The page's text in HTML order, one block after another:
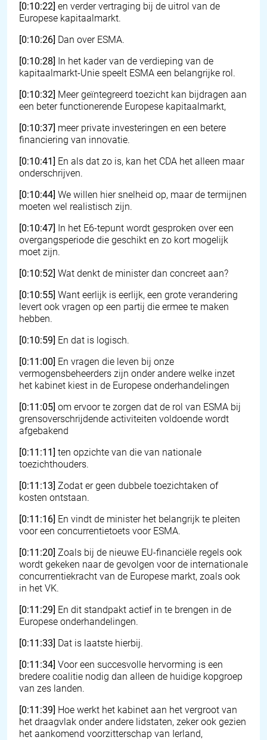
[0:10:22] en verder vertraging bij de uitrol van de
Europese kapitaalmarkt.
[0:10:26] Dan over ESMA.
[0:10:28] In het kader van de verdieping van de
kapitaalmarkt-Unie speelt ESMA een belangrijke rol.
[0:10:32] Meer geïntegreerd toezicht kan bijdragen aan
een beter functionerende Europese kapitaalmarkt,
[0:10:37] meer private investeringen en een betere
financiering van innovatie.
[0:10:41] En als dat zo is, kan het CDA het alleen maar
onderschrijven.
[0:10:44] We willen hier snelheid op, maar de termijnen
moeten wel realistisch zijn.
[0:10:47] In het E6-tepunt wordt gesproken over een
overgangsperiode die geschikt en zo kort mogelijk
moet zijn.
[0:10:52] Wat denkt de minister dan concreet aan?
[0:10:55] Want eerlijk is eerlijk, een grote verandering
levert ook vragen op een partij die ermee te maken
hebben.
[0:10:59] En dat is logisch.
[0:11:00] En vragen die leven bij onze
vermogensbeheerders zijn onder andere welke inzet
het kabinet kiest in de Europese onderhandelingen
[0:11:05] om ervoor te zorgen dat de rol van ESMA bij
grensoverschrijdende activiteiten voldoende wordt
afgebakend
[0:11:11] ten opzichte van die van nationale
toezichthouders.
[0:11:13] Zodat er geen dubbele toezichtaken of
kosten ontstaan.
[0:11:16] En vindt de minister het belangrijk te pleiten
voor een concurrentietoets voor ESMA.
[0:11:20] Zoals bij de nieuwe EU-financiële regels ook
wordt gekeken naar de gevolgen voor de internationale
concurrentiekracht van de Europese markt, zoals ook
in het VK.
[0:11:29] En dit standpakt actief in te brengen in de
Europese onderhandelingen.
[0:11:33] Dat is laatste hierbij.
[0:11:34] Voor een succesvolle hervorming is een
bredere coalitie nodig dan alleen de huidige kopgroep
van zes landen.
[0:11:39] Hoe werkt het kabinet aan het vergroot van
het draagvlak onder andere lidstaten, zeker ook gezien
het aankomend voorzitterschap van Ierland,